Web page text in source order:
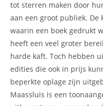
tot sterren maken door
aan een groot publiek. De
waarin een boek gedrukt
heeft een veel groter
harde kaft. Toch hebben
edities die ook in prijs
beperkte oplage zijn
Maassluis is een